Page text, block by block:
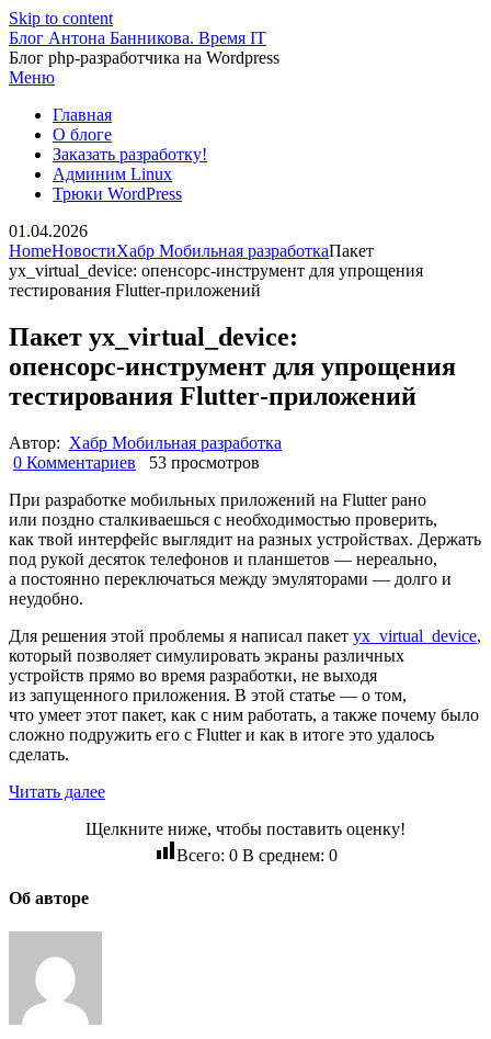
Skip to content
Блог Антона Банникова. Время IT
Блог php-разработчика на Wordpress
Меню
Главная
О блоге
Заказать разработку!
Админим Linux
Трюки WordPress
01.04.2026
HomeНовостиХабр Мобильная разработкаПакет
yx_virtual_device: опенсорс‑инструмент для упрощения
тестирования Flutter‑приложений
Пакет yx_virtual_device:
опенсорс‑инструмент для упрощения
тестирования Flutter‑приложений
Автор: Хабр Мобильная разработка
0 Комментариев
53 просмотров
При разработке мобильных приложений на Flutter рано
или поздно сталкиваешься с необходимостью проверить,
как твой интерфейс выглядит на разных устройствах. Держать
под рукой десяток телефонов и планшетов — нереально,
а постоянно переключаться между эмуляторами — долго и
неудобно.
Для решения этой проблемы я написал пакет yx_virtual_device,
который позволяет симулировать экраны различных
устройств прямо во время разработки, не выходя
из запущенного приложения. В этой статье — о том,
что умеет этот пакет, как с ним работать, а также почему было
сложно подружить его с Flutter и как в итоге это удалось
сделать.
Читать далее
Щелкните ниже, чтобы поставить оценку!
Всего: 0В среднем: 0
Об авторе